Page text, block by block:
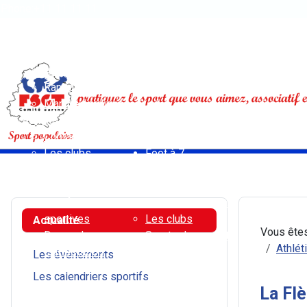
Athlétisme - Courses sur route - Cross-trail
Randonnée
Marche nordique
Activités vélo
Contact
Les clubs
manifestations
sportives
Demande
d'attestation
Règlements
Foot à 7
Sports de combat
Les clubs
Sports de raquette
Multisports
Actualité
Les évènements
Les calendriers sportifs
Vous
La